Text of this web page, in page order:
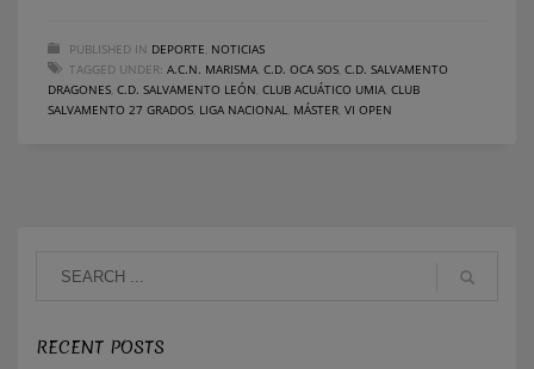
PUBLISHED IN DEPORTE NOTICIAS
TAGGED UNDER: A.C.N. MARISMA C.D. OCA SOS C.D. SALVAMENTO
DRAGONES C.D. SALVAMENTO LEÓN CLUB ACUÁTICO UMIA CLUB
SALVAMENTO 27 GRADOS LIGA NACIONAL MÁSTER VI OPEN
RECENT POSTS